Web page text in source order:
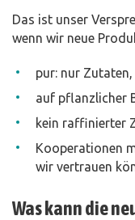
Das ist unser
wenn wir neue
pur: nur
auf pflanzlicher
kein raffinierter
Kooperationen
wir vertrauen
Was kann die